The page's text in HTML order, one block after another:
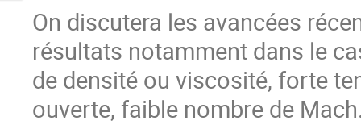
On discutera les avancées
résultats notamment dans le
de densité ou viscosité, forte
ouverte, faible nombre de